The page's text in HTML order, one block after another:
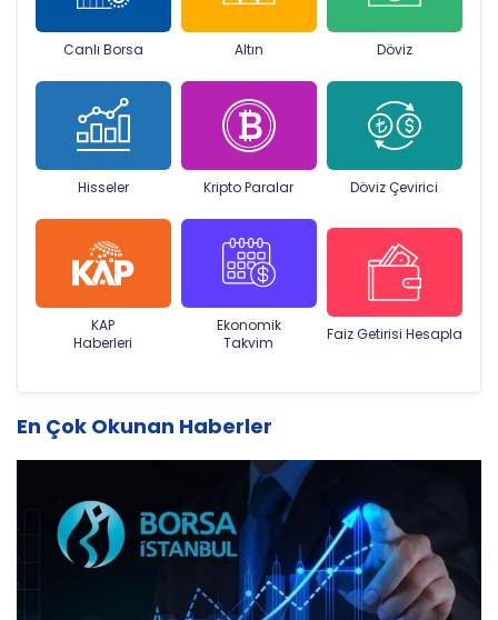
Canlı Borsa Altın Döviz
Hisseler Kripto Paralar Döviz Çevirici
KAP
Haberleri
Ekonomik
Takvim
Faiz Getirisi Hesapla
En Çok Okunan Haberler